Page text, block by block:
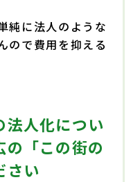
純に法人のような
ので費用を抑える
法人化につい
の「この街の
さい